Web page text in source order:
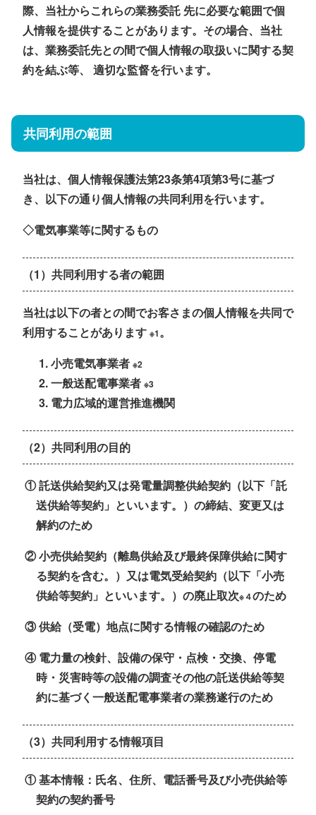
際、当社からこれらの業務委託 先に必要な範囲で個
人情報を提供することがあります。その場合、当社
は、業務委託先との間で個人情報の取扱いに関する契
約を結ぶ等、 適切な監督を行います。
共同利用の範囲
当社は、個人情報保護法第23条第4項第3号に基づ
き、以下の通り個人情報の共同利用を行います。
◇電気事業等に関するもの
（1）共同利用する者の範囲
当社は以下の者との間でお客さまの個人情報を共同で
利用することがあります ※1。
小売電気事業者 ※2
一般送配電事業者 ※3
電力広域的運営推進機関
（2）共同利用の目的
① 託送供給契約又は発電量調整供給契約（以下「託
送供給等契約」といいます。）の締結、変更又は
解約のため
② 小売供給契約（離島供給及び最終保障供給に関す
る契約を含む。）又は電気受給契約（以下「小売
供給等契約」といいます。）の廃止取次※４のため
③ 供給（受電）地点に関する情報の確認のため
④ 電力量の検針、設備の保守・点検・交換、停電
時・災害時等の設備の調査その他の託送供給等契
約に基づく一般送配電事業者の業務遂行のため
（3）共同利用する情報項目
① 基本情報：氏名、住所、電話番号及び小売供給等
契約の契約番号